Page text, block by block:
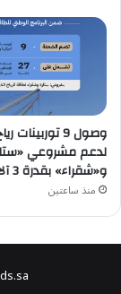
وصول 9
لدعم مشروعي
و«شقراء» بقدرة 3 آلاف ميجاواط
منذ ساعتين